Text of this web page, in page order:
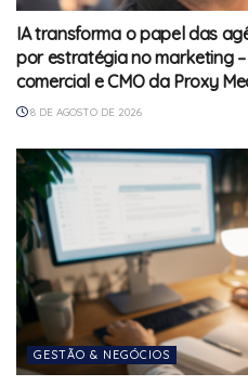
IA transforma o papel das
por estratégia no marketing
comercial e CMO da Proxy
8 DE AGOSTO DE 2026
GESTÃO & NEGÓCIOS